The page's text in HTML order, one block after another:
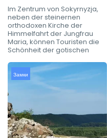
Im Zentrum von Sokyrnyzja,
neben der steinernen
orthodoxen Kirche der
Himmelfahrt der Jungfrau
Maria, können Touristen die
Schönheit der gotischen
Замки